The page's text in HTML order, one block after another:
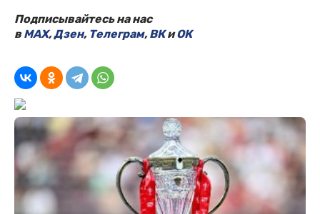
Подписывайтесь на нас
вMAX,Дзен, Телеграм,ВКиОК